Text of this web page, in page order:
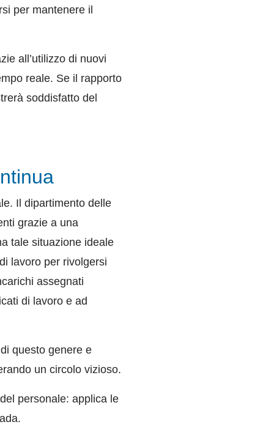
per mantenere il
all’utilizzo di nuovi
reale. Se il rapporto
soddisfatto del
Il dipartimento delle
grazie a una
tale situazione ideale
lavoro per rivolgersi
assegnati
di lavoro e ad
questo genere e
un circolo vizioso.
personale: applica le